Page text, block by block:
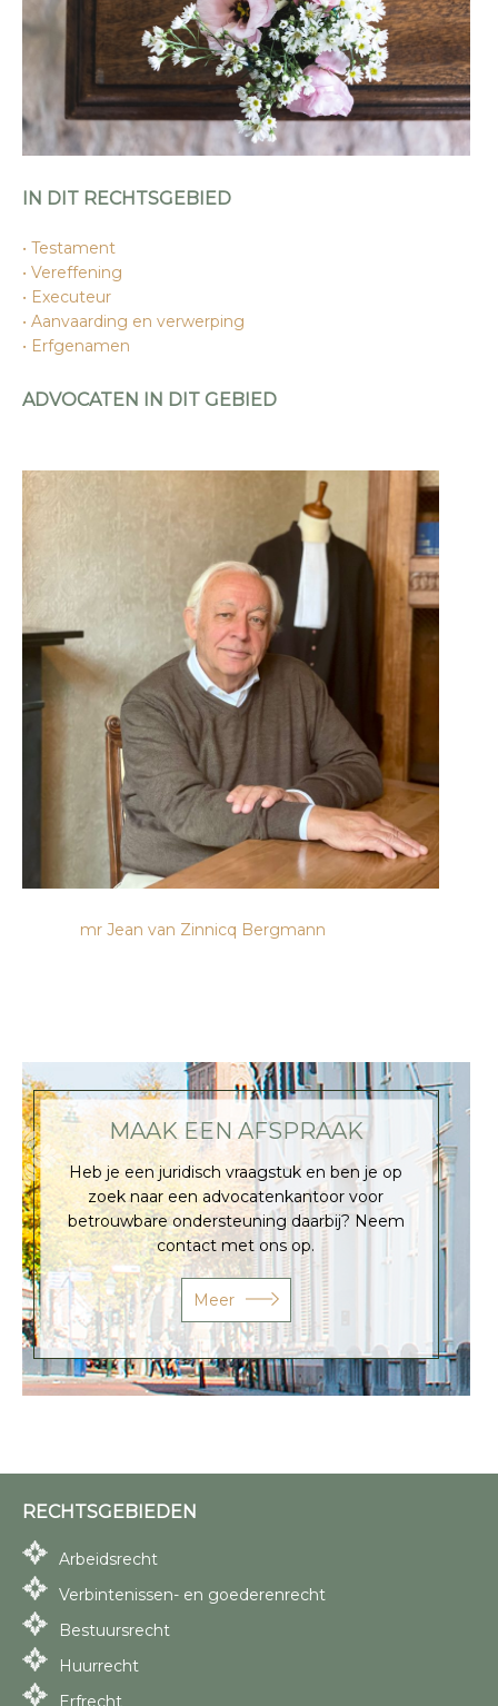
IN DIT RECHTSGEBIED
Testament
Vereffening
Executeur
Aanvaarding en verwerping
Erfgenamen
ADVOCATEN IN DIT GEBIED
mr Jean van Zinnicq Bergmann
MAAK EEN AFSPRAAK
Heb je een juridisch vraagstuk en ben je op
zoek naar een advocatenkantoor voor
betrouwbare ondersteuning daarbij? Neem
contact met ons op.
Meer
RECHTSGEBIEDEN
Arbeidsrecht
Verbintenissen- en goederenrecht
Bestuursrecht
Huurrecht
Erfrecht